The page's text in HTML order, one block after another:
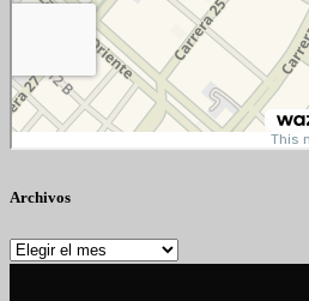
Archivos
Archivos